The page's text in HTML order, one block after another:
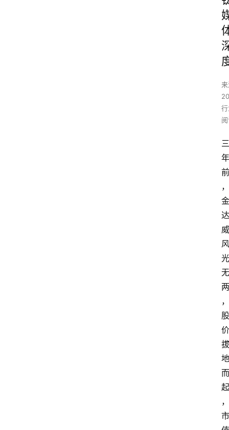
三
年
前
，
金
达
威
风
光
无
两
，
股
价
拔
地
而
起
，
市